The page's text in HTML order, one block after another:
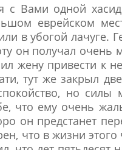
с Вами одной
еврейском
в убогой лачуге.
он получал очень
жену привести к
тут же закрыл
но
что ему очень
он предстанет
что в жизни